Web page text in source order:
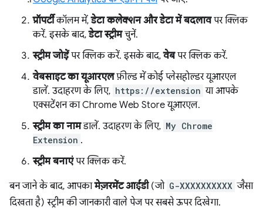
प्रॉपर्टीकॉलम में,डेटा कलेक्शन और डेटा में बदलावपर क्लिक
करें. इसके बाद,डेटा स्ट्रीमचुनें.
स्ट्रीम जोड़ेंपर क्लिक करें. इसके बाद,वेबपर क्लिक करें.
वेबसाइट का यूआरएलफ़ील्ड में कोई प्लेसहोल्डर यूआरएल
डालें. उदाहरण के लिए, https://extension या आपके
एक्सटेंशन का Chrome Web Store यूआरएल.
स्ट्रीम का नामडालें. उदाहरण के लिए, My Chrome
Extension .
स्ट्रीम बनाएंपर क्लिक करें.
बन जाने के बाद, आपकामेज़रमेंट आईडी(जो G-XXXXXXXXXX जैसा
दिखता है) स्ट्रीम की जानकारी वाले पेज पर सबसे ऊपर दिखेगा.